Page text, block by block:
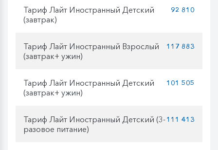
Тариф Лайт Иностранный Детский
(завтрак)
92 810
Тариф Лайт Иностранный Взрослый
(завтрак+ ужин)
117 883
Тариф Лайт Иностранный Детский
(завтрак+ ужин)
101 505
Тариф Лайт Иностранный Детский (3-
разовое питание)
111 413